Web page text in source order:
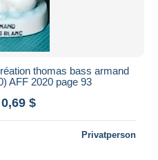
thomas bass armand
AFF 2020 page 93
$
Privatperson